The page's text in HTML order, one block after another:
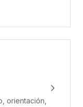
orientación,